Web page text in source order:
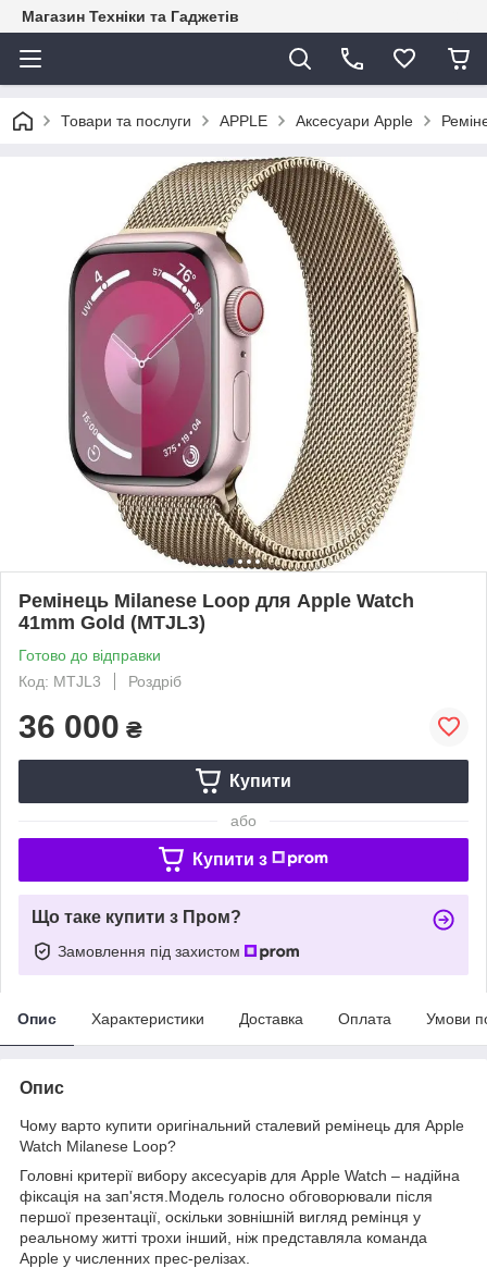
Магазин Техніки та Гаджетів
Товари та послуги APPLE Аксесуари Apple
Ремінець Milanese Loop для Apple Watch
41mm Gold (MTJL3)
Готово до відправки
Код: MTJL3
Роздріб
36 000 ₴
Купити
або
Купити з
Що таке купити з Пром?
Замовлення під захистом
Опис Характеристики Доставка Оплата Умови
Опис
Чому варто купити оригінальний сталевий ремінець для Apple
Watch Milanese Loop?
Головні критерії вибору аксесуарів для Apple Watch – надійна
фіксація на зап'ястя.Модель голосно обговорювали після
першої презентації, оскільки зовнішній вигляд ремінця у
реальному житті трохи інший, ніж представляла команда
Apple у численних прес-релізах.